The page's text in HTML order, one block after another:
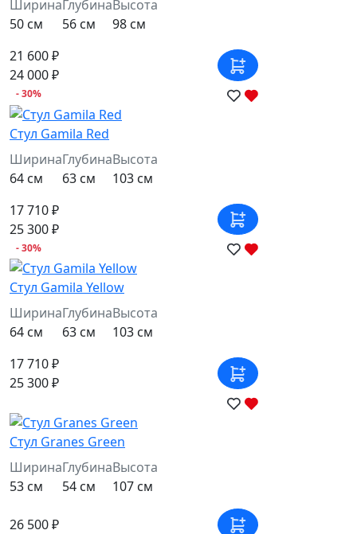
Ширина
50 см
Глубина
56 см
Высота
98 см
21 600 ₽
24 000 ₽
- 30%
Стул Gamila Red
Ширина
64 см
Глубина
63 см
Высота
103 см
17 710 ₽
25 300 ₽
- 30%
Стул Gamila Yellow
Ширина
64 см
Глубина
63 см
Высота
103 см
17 710 ₽
25 300 ₽
Стул Granes Green
Ширина
53 см
Глубина
54 см
Высота
107 см
26 500 ₽